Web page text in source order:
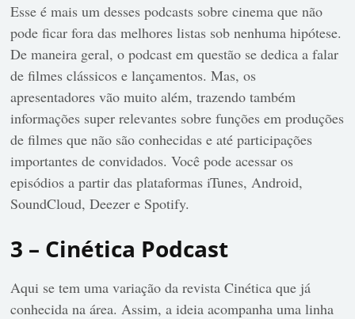
Esse é mais um desses podcasts sobre cinema que não
pode ficar fora das melhores listas sob nenhuma hipótese.
De maneira geral, o podcast em questão se dedica a falar
de filmes clássicos e lançamentos. Mas, os
apresentadores vão muito além, trazendo também
informações super relevantes sobre funções em produções
de filmes que não são conhecidas e até participações
importantes de convidados. Você pode acessar os
episódios a partir das plataformas iTunes, Android,
SoundCloud, Deezer e Spotify.
3 – Cinética Podcast
Aqui se tem uma variação da revista Cinética que já
conhecida na área. Assim, a ideia acompanha uma linha